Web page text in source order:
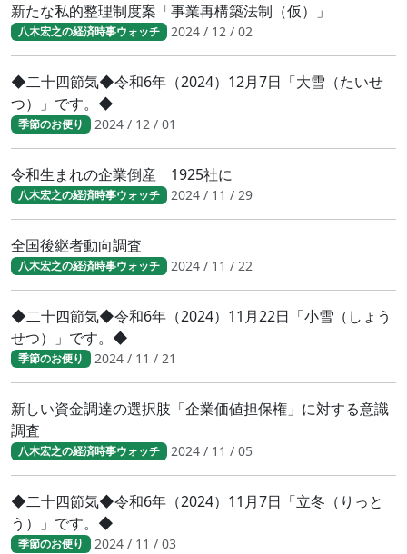
新たな私的整理制度案「事業再構築法制（仮）」
八木宏之の経済時事ウォッチ 2024 / 12 / 02
◆二十四節気◆令和6年（2024）12月7日「大雪（たいせ
つ）」です。◆
季節のお便り 2024 / 12 / 01
令和生まれの企業倒産 1925社に
八木宏之の経済時事ウォッチ 2024 / 11 / 29
全国後継者動向調査
八木宏之の経済時事ウォッチ 2024 / 11 / 22
◆二十四節気◆令和6年（2024）11月22日「小雪（しょう
せつ）」です。◆
季節のお便り 2024 / 11 / 21
新しい資金調達の選択肢「企業価値担保権」に対する意識
調査
八木宏之の経済時事ウォッチ 2024 / 11 / 05
◆二十四節気◆令和6年（2024）11月7日「立冬（りっと
う）」です。◆
季節のお便り 2024 / 11 / 03